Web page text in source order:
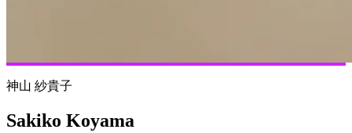
神山 紗貴子
Sakiko Koyama